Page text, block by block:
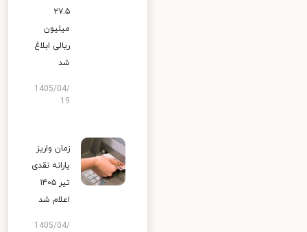
۲۷.۵
میلیون
ریالی ابلاغ
شد
1405/04/
19
زمان واریز
یارانه نقدی
تیر ۱۴۰۵
اعلام شد
1405/04/